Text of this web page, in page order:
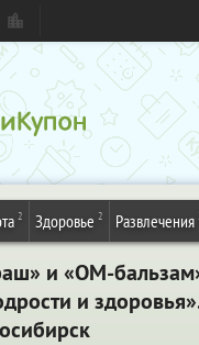
2 Здоровье 2 Развлечения
и «ОМ-
и